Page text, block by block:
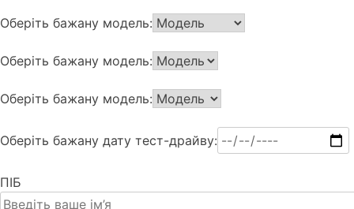
Оберіть бажану модель:
Оберіть бажану модель:
Оберіть бажану модель:
Оберіть бажану дату тест-драйву:
ПІБ